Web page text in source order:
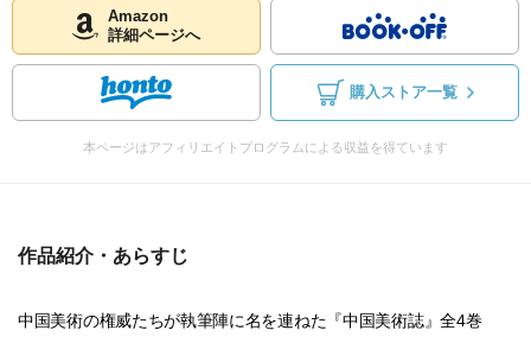
Amazon
詳細ページへ
購入ストア一覧
本ページはアフィリエイトプログラムによる収益を得ています
作品紹介・あらすじ
中国美術の権威たちが執筆陣に名を連ねた『中国美術誌』全4巻